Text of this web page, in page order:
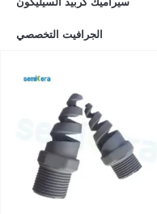
الجرافيت التخصصي